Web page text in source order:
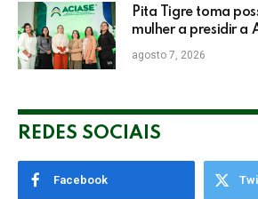
Pita Tigre toma
mulher a presidir a
retomada do
Empresarial
agosto 7, 2026
REDES SOCIAIS
Facebook